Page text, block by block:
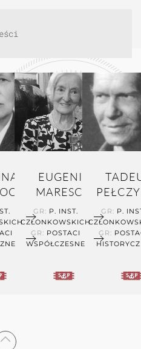
EUGENIA
MARESCH
GR: P. INST.
CZŁONKOWSKICH
GR: POSTACI
WSPÓŁCZESNE
GR: P.
GR: